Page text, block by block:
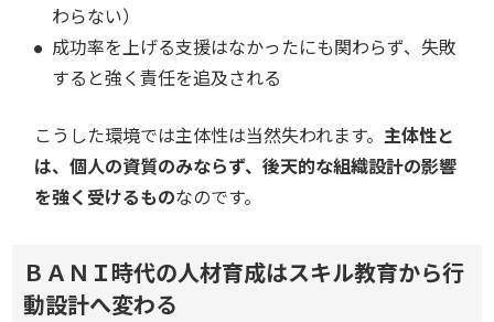
わらない）
成功率を上げる支援はなかったにも関わらず、失敗
すると強く責任を追及される
こうした環境では主体性は当然失われます。主体性と
は、個人の資質のみならず、後天的な組織設計の影響
を強く受けるものなのです。
ＢＡＮＩ時代の人材育成はスキル教育から行
動設計へ変わる